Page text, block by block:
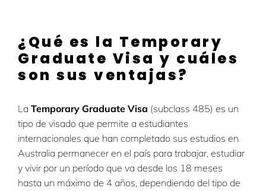
¿Qué es la Temporary
Graduate Visa y cuáles
son sus ventajas?
La Temporary Graduate Visa (subclass 485) es un
tipo de visado que permite a estudiantes
internacionales que han completado sus estudios en
Australia permanecer en el país para trabajar, estudiar
y vivir por un período que va desde los 18 meses
hasta un máximo de 4 años, dependiendo del tipo de